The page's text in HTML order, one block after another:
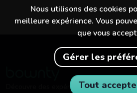
Nous utilisons des cookies
meilleure expérience. Vous
que vous
Gérer les
Tout
Découvre des expériences incroyables